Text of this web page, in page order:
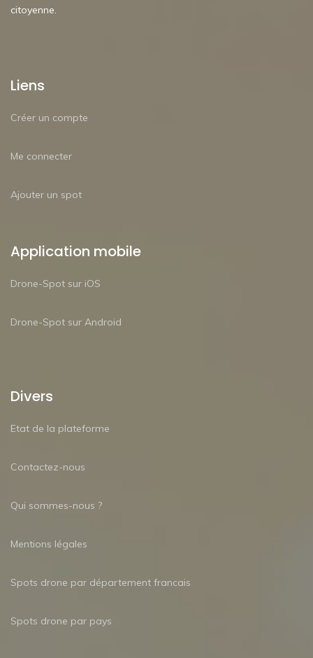
citoyenne.
Liens
Créer un compte
Me connecter
Ajouter un spot
Application mobile
Drone-Spot sur iOS
Drone-Spot sur Android
Divers
Etat de la plateforme
Contactez-nous
Qui sommes-nous ?
Mentions légales
Spots drone par département francais
Spots drone par pays